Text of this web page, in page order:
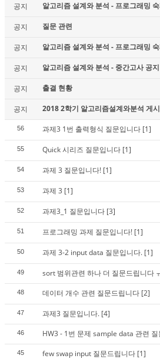
공지 알고리즘 설계와 분석 - 프로그래밍
공지 질문 관련
공지 알고리즘 설계와 분석 - 프로그래밍
공지 알고리즘 설계와 분석 - 중간고사 공지
공지 출결 현황
공지 2018 2학기 알고리즘설계와분석 게
56 과제3 1번 출력형식 질문입니다 [1]
55 Quick 시리즈 질문입니다 [1]
54 과제 3 질문입니다! [1]
53 과제 3 [1]
52 과제3_1 질문입니다 [3]
51 프로그래밍 과제 질문입니다! [1]
50 과제 3-2 input data 질문입니다. [1]
49 sort 범위관련 하나 더 질문드립니다
48 데이터 개수 관련 질문드립니다 [2]
47 과제3 질문입니다. [4]
46 HW3 - 1번 문제 sample data 관련
45 few swap input 질문드립니다 [1]